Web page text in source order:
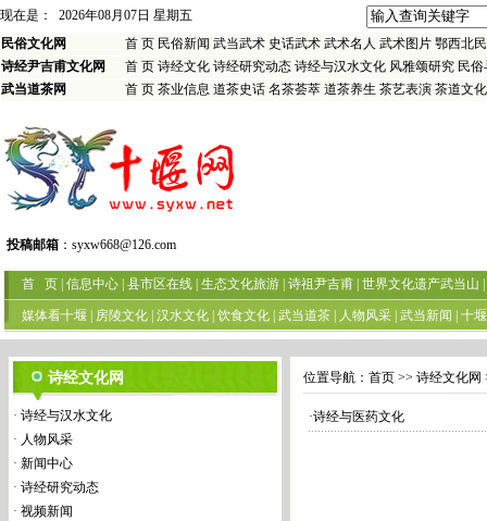
现在是：
2026年08月07日 星期五
民俗文化网
首 页 民俗新闻 武当武术 史话武术 武术名人 武术图片 鄂西北
诗经尹吉甫文化网
首 页 诗经文化 诗经研究动态 诗经与汉水文化 风雅颂研究 民
武当道茶网
首 页 茶业信息 道茶史话 名茶荟萃 道茶养生 茶艺表演 茶道文化
投稿邮箱 ： syxw668@126.com
首 页 信息中心 县市区在线 生态文化旅游 诗祖尹吉甫 世界文化遗产武当山
媒体看十堰 房陵文化 汉水文化 饮食文化 武当道茶 人物风采 武当新闻 十
诗经文化网
· 诗经与汉水文化
· 人物风采
· 新闻中心
· 诗经研究动态
· 视频新闻
位置导航： 首页 >> 诗经文化网
·诗经与医药文化